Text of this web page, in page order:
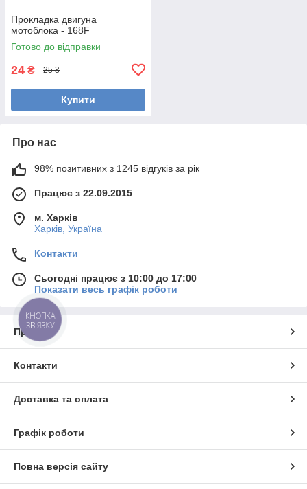
Прокладка двигуна
мотоблока - 168F
Готово до відправки
24 ₴ 25 ₴
Купити
Про нас
98% позитивних з 1245 відгуків за рік
Працює з 22.09.2015
м. Харків
Харків, Україна
Контакти
Сьогодні працює з 10:00 до 17:00
Показати весь графік роботи
Про нас
Контакти
Доставка та оплата
Графік роботи
Повна версія сайту
КНОПКА
ЗВ'ЯЗКУ